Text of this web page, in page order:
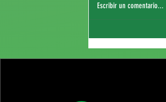
Fichaje de Thierry Sagna
Escribir un comentario...